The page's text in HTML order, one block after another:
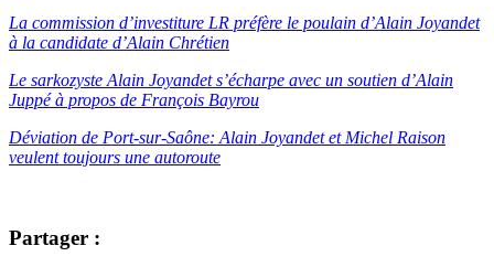
La commission d’investiture LR préfère le poulain d’Alain Joyandet
à la candidate d’Alain Chrétien
Le sarkozyste Alain Joyandet s’écharpe avec un soutien d’Alain
Juppé à propos de François Bayrou
Déviation de Port-sur-Saône: Alain Joyandet et Michel Raison
veulent toujours une autoroute
Partager :